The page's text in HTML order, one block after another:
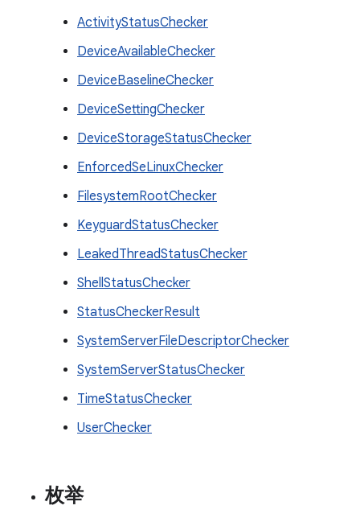
ActivityStatusChecker
DeviceAvailableChecker
DeviceBaselineChecker
DeviceSettingChecker
DeviceStorageStatusChecker
EnforcedSeLinuxChecker
FilesystemRootChecker
KeyguardStatusChecker
LeakedThreadStatusChecker
ShellStatusChecker
StatusCheckerResult
SystemServerFileDescriptorChecker
SystemServerStatusChecker
TimeStatusChecker
UserChecker
枚举